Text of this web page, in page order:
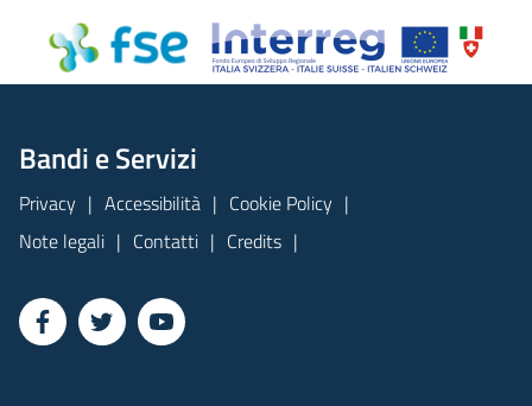
Bandi e Servizi
Privacy Accessibilità
Cookie Policy
Note legali
Contatti Credits